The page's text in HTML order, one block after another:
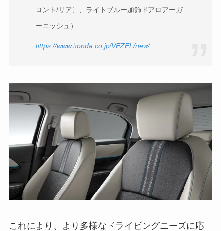
ロント/リア〉、ライトブルー加飾ドアロアーガ
ーニッシュ）
https://www.honda.co.jp/VEZEL/new/
これにより、より多様なドライビングニーズに応